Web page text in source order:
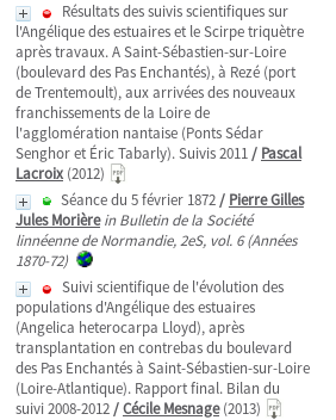
Résultats des suivis scientifiques sur
l'Angélique des estuaires et le Scirpe triquètre
après travaux. A Saint-Sébastien-sur-Loire
(boulevard des Pas Enchantés), à Rezé (port
de Trentemoult), aux arrivées des nouveaux
franchissements de la Loire de
l'agglomération nantaise (Ponts Sédar
Senghor et Éric Tabarly). Suivis 2011/ Pascal
Lacroix (2012)
Séance du 5 février 1872/ Pierre Gilles
Jules Morière in Bulletin de la Société
linnéenne de Normandie, 2eS, vol. 6 (Années
1870-72)
Suivi scientifique de l'évolution des
populations d'Angélique des estuaires
(Angelica heterocarpa Lloyd), après
transplantation en contrebas du boulevard
des Pas Enchantés à Saint-Sébastien-sur-Loire
(Loire-Atlantique). Rapport final. Bilan du
suivi 2008-2012/Cécile Mesnage(2013)